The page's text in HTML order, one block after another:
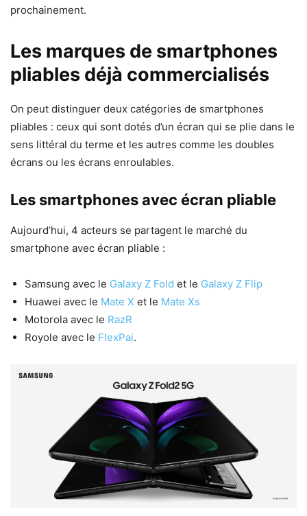
prochainement.
Les marques de smartphones
pliables déjà commercialisés
On peut distinguer deux catégories de smartphones
pliables : ceux qui sont dotés d’un écran qui se plie dans le
sens littéral du terme et les autres comme les doubles
écrans ou les écrans enroulables.
Les smartphones avec écran pliable
Aujourd’hui, 4 acteurs se partagent le marché du
smartphone avec écran pliable :
Samsung avec le Galaxy Z Fold et le Galaxy Z Flip
Huawei avec le Mate X et le Mate Xs
Motorola avec le RazR
Royole avec le FlexPai.